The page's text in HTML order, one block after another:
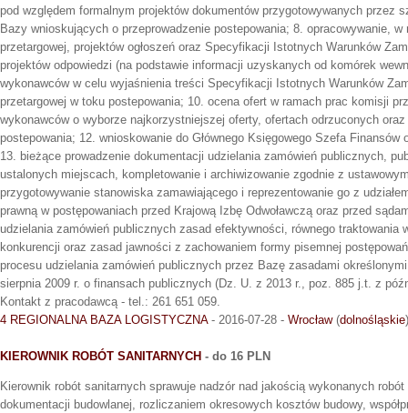
pod względem formalnym projektów dokumentów przygotowywanych przez
Bazy wnioskujących o przeprowadzenie postepowania; 8. opracowywanie,
przetargowej, projektów ogłoszeń oraz Specyfikacji Istotnych Warunków
projektów odpowiedzi (na podstawie informacji uzyskanych od komórek
wykonawców w celu wyjaśnienia treści Specyfikacji Istotnych Warunków
przetargowej w toku postepowania; 10. ocena ofert w ramach prac komisji
wykonawców o wyborze najkorzystniejszej oferty, ofertach odrzuconych
postepowania; 12. wnioskowanie do Głównego Księgowego Szefa
13. bieżące prowadzenie dokumentacji udzielania zamówień publicznych,
ustalonych miejscach, kompletowanie i archiwizowanie zgodnie z
przygotowywanie stanowiska zamawiającego i reprezentowanie go z
prawną w postępowaniach przed Krajową Izbę Odwoławczą oraz przed
udzielania zamówień publicznych zasad efektywności, równego traktowania
konkurencji oraz zasad jawności z zachowaniem formy pisemnej
procesu udzielania zamówień publicznych przez Bazę zasadami
sierpnia 2009 r. o finansach publicznych (Dz. U. z 2013 r., poz. 885 j.t. z
Kontakt z pracodawcą - tel.: 261 651 059.
4 REGIONALNA BAZA LOGISTYCZNA- 2016-07-28 - Wrocław(dolnośląskie)
KIEROWNIK ROBÓT SANITARNYCH - do 16 PLN
Kierownik robót sanitarnych sprawuje nadzór nad jakością wykonanych
dokumentacji budowlanej, rozliczaniem okresowych kosztów budowy,